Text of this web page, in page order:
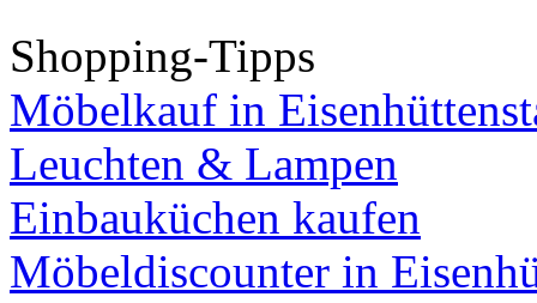
Shopping-Tipps
Möbelkauf in
Leuchten & Lampen
Einbauküchen kaufen
Möbeldiscounter in